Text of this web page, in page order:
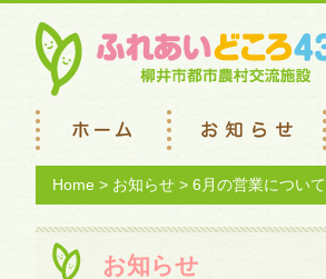
Home > お知らせ > 6月の営業について
お知らせ